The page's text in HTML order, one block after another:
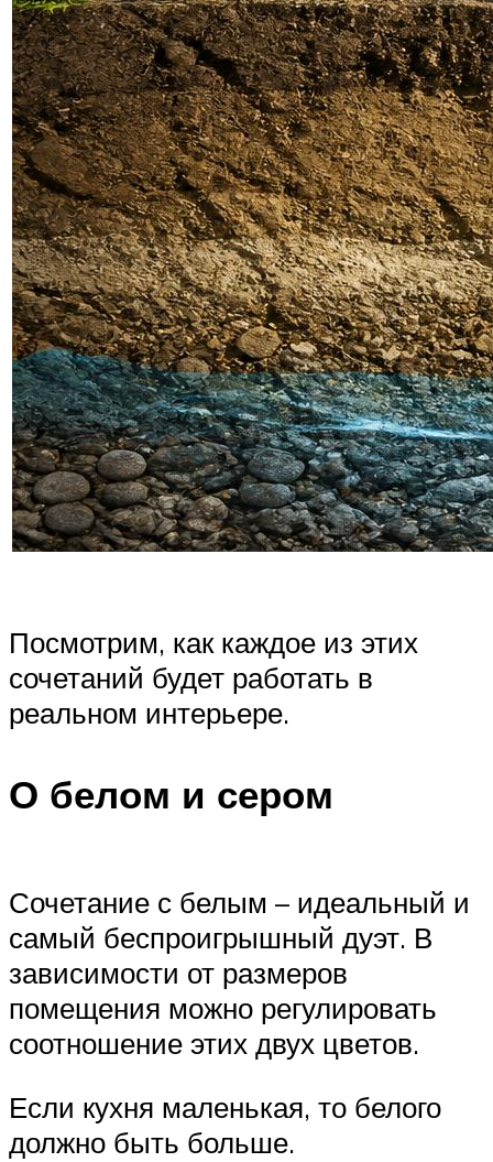
Посмотрим, как каждое из этих
сочетаний будет работать в
реальном интерьере.
О белом и сером
Сочетание с белым – идеальный и
самый беспроигрышный дуэт. В
зависимости от размеров
помещения можно регулировать
соотношение этих двух цветов.
Если кухня маленькая, то белого
должно быть больше.